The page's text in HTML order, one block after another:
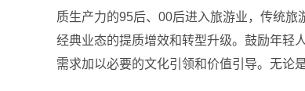
质生产力的95后、00后进入旅游业，传统
经典业态的提质增效和转型升级。鼓励年轻
需求加以必要的文化引领和价值引导。无论